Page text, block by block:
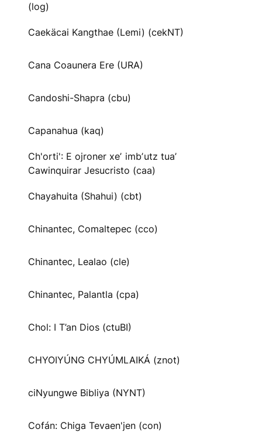
(log)
Caekäcai Kangthae (Lemi) (cekNT)
Cana Coaunera Ere (URA)
Candoshi-Shapra (cbu)
Capanahua (kaq)
Ch'orti': E ojroner xeʼ imbʼutz tuaʼ
Cawinquirar Jesucristo (caa)
Chayahuita (Shahui) (cbt)
Chinantec, Comaltepec (cco)
Chinantec, Lealao (cle)
Chinantec, Palantla (cpa)
Chol: I T’an Dios (ctuBI)
CHYOIYÚNG CHYÚMLAIKÁ (znot)
ciNyungwe Bibliya (NYNT)
Cofán: Chiga Tevaen'jen (con)